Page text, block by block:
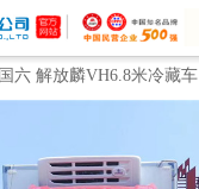
国六 解放麟VH6.8米冷藏车